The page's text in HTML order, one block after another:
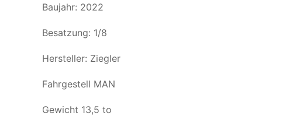
Baujahr: 2022
Besatzung: 1/8
Hersteller: Ziegler
Fahrgestell MAN
Gewicht 13,5 to